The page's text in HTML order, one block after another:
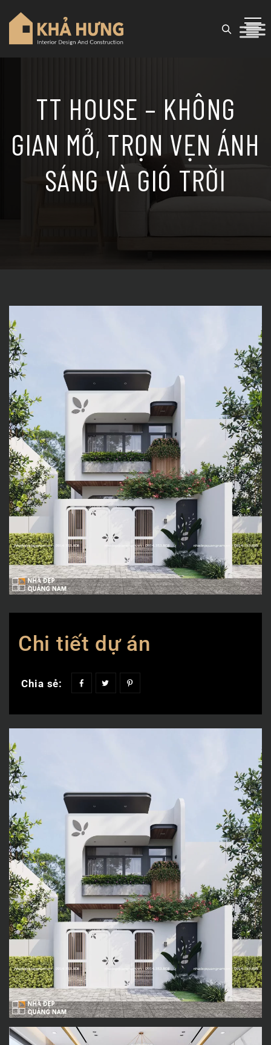
TT HOUSE – KHÔNG
GIAN MỞ, TRỌN VẸN ÁNH
SÁNG VÀ GIÓ TRỜI
Chi tiết dự án
Chia sẻ: